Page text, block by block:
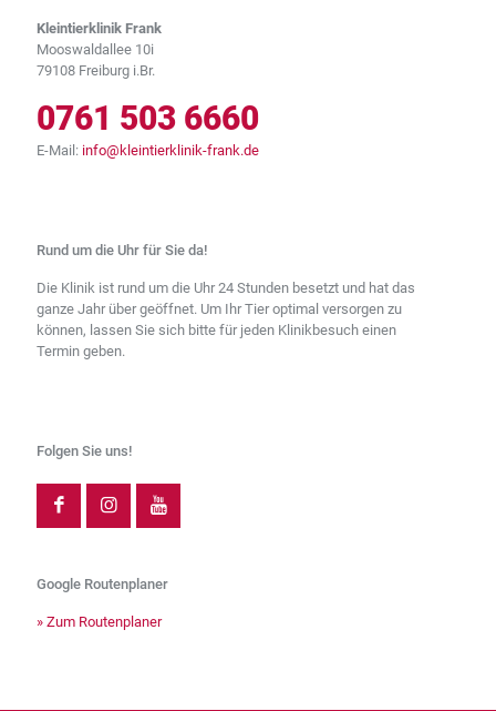
Kleintierklinik Frank
Mooswaldallee 10i
79108 Freiburg i.Br.
0761 503 6660
E-Mail: info@kleintierklinik-frank.de
Rund um die Uhr für Sie da!
Die Klinik ist rund um die Uhr 24 Stunden besetzt und hat das
ganze Jahr über geöffnet. Um Ihr Tier optimal versorgen zu
können, lassen Sie sich bitte für jeden Klinikbesuch einen
Termin geben.
Folgen Sie uns!
Google Routenplaner
» Zum Routenplaner